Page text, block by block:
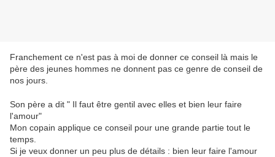
Franchement ce n'est pas à moi de donner ce conseil là mais le
père des jeunes hommes ne donnent pas ce genre de conseil de
nos jours.
Son père a dit " Il faut être gentil avec elles et bien leur faire
l'amour"
Mon copain applique ce conseil pour une grande partie tout le
temps.
Si je veux donner un peu plus de détails : bien leur faire l'amour